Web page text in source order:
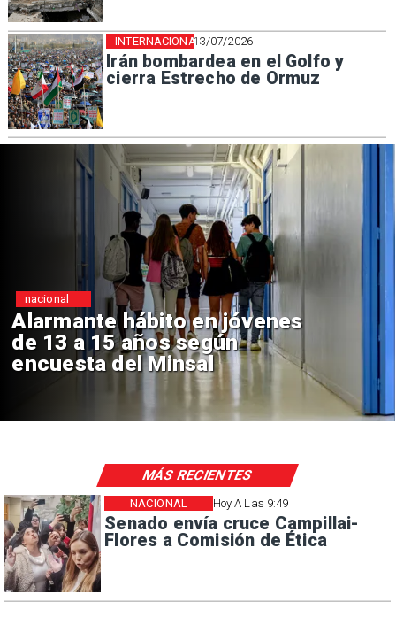
13/07/2026
Irán bombardea en el Golfo y
cierra Estrecho de Ormuz
INTERNACIONAL
Aprueban creación del Parque
Sebastián Piñera con inversión
de $4 mil millones
Regiones
Hoy A Las 9:49
Senado envía cruce Campillai-
Flores a Comisión de Ética
NACIONAL
MÁS RECIENTES